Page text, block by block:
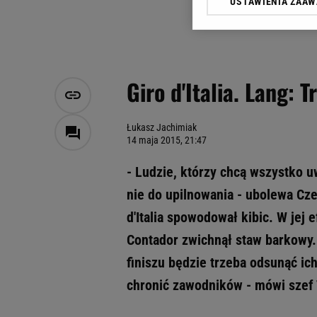
Giro d'Italia. Lang:
Łukasz Jachimiak
14 maja 2015, 21:47
- Ludzie, którzy chcą wszystko
nie do upilnowania - ubolewa
d'Italia spowodował kibic. W jej
Contador zwichnął staw
finiszu będzie trzeba odsunąć
chronić zawodników - mówi
Klikając „Akceptuję”
Zaufanych Partnerów i
My, nasi Zaufani
Użycie dokładnych